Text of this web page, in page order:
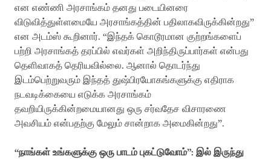
என எண்ணி அரசாங்கம் தனது படையினரை
விடுவித்துள்ளமையே அரசாங்கத்தின் பதிலாகவிருக்கின்றது”
என அடம்ஸ் கூறினார். “இந்தக் கொடூரமான குற்றங்களைப்
பற்றி அரசாங்கத் தரப்பில் எவர்கள் அறிந்திருப்பார்கள் என்பது
தெளிவாகத் தெரியவில்லை. ஆனால் தொடர்ந்து
இடம்பெற்றுவரும் இந்தத் துஷ்பிரயோகங்களுக்கு எதிராக
நடவடிக்கையை எடுக்க அரசாங்கம்
தவறியிருக்கின்றமையானது ஒரு சர்வதேச விசாரணை
அவசியம் என்பதற்கு மேலும் சான்றாக அமைகின்றது”.
“நாங்கள் உங்களுக்கு ஒரு பாடம் புகட்டுவோம்”: இல் இருந்து